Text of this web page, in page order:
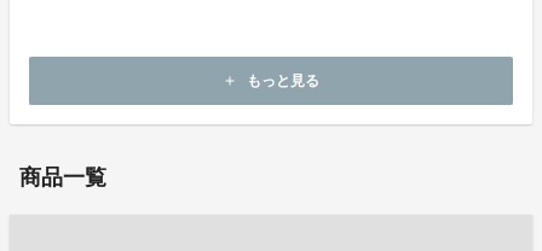
add もっと見る
商品一覧